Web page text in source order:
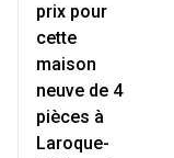
prix pour
cette
maison
neuve de 4
pièces à
Laroque-